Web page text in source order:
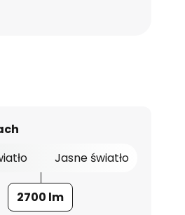
Jasne światło
2700 lm